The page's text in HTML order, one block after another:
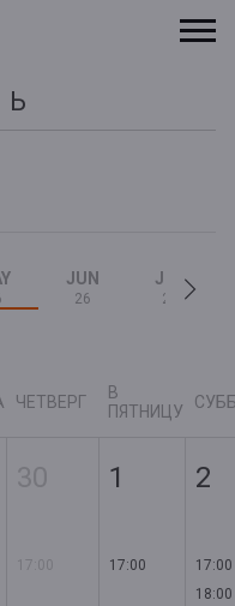
JUN
26
JUL
26
ЧЕТВЕРГ
В
ПЯТНИЦУ
30
17:00
1
17:00
2
17:00
18:00